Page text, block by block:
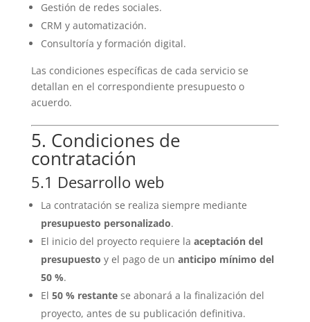
Gestión de redes sociales.
CRM y automatización.
Consultoría y formación digital.
Las condiciones específicas de cada servicio se
detallan en el correspondiente presupuesto o
acuerdo.
5. Condiciones de
contratación
5.1 Desarrollo web
La contratación se realiza siempre mediante
presupuesto personalizado.
El inicio del proyecto requiere la aceptación del
presupuesto y el pago de un anticipo mínimo del
50 %.
El 50 % restantese abonará a la finalización del
proyecto, antes de su publicación definitiva.